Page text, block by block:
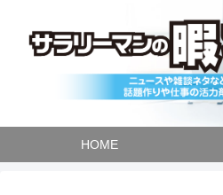
HOME